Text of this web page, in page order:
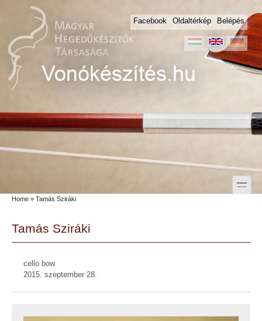
Skip to main content
Skip to search
Facebook
Oldaltérkép Belépés
toggle
Secondary menu
Home » Tamás Sziráki
Tamás Sziráki
cello bow
2015. szeptember 28.